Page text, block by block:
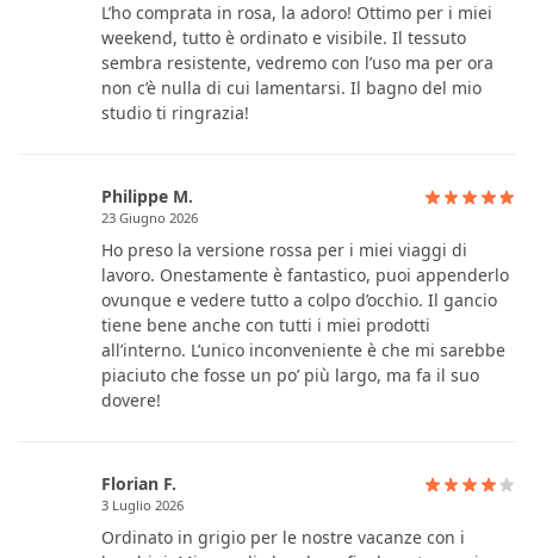
L’ho comprata in rosa, la adoro! Ottimo per i miei
weekend, tutto è ordinato e visibile. Il tessuto
sembra resistente, vedremo con l’uso ma per ora
non c’è nulla di cui lamentarsi. Il bagno del mio
studio ti ringrazia!
Philippe M.
23 Giugno 2026
Ho preso la versione rossa per i miei viaggi di
lavoro. Onestamente è fantastico, puoi appenderlo
ovunque e vedere tutto a colpo d’occhio. Il gancio
tiene bene anche con tutti i miei prodotti
all’interno. L’unico inconveniente è che mi sarebbe
piaciuto che fosse un po’ più largo, ma fa il suo
dovere!
Florian F.
3 Luglio 2026
Ordinato in grigio per le nostre vacanze con i